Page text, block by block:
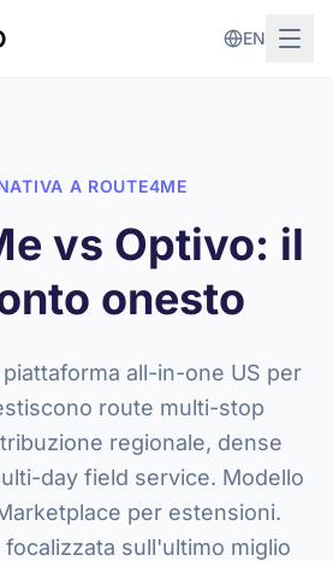
EN
A ROUTE4ME
vs Optivo: il
onesto
all-in-one US per
route multi-stop
regionale, dense
day field service. Modello
per estensioni.
focalizzata sull'ultimo miglio